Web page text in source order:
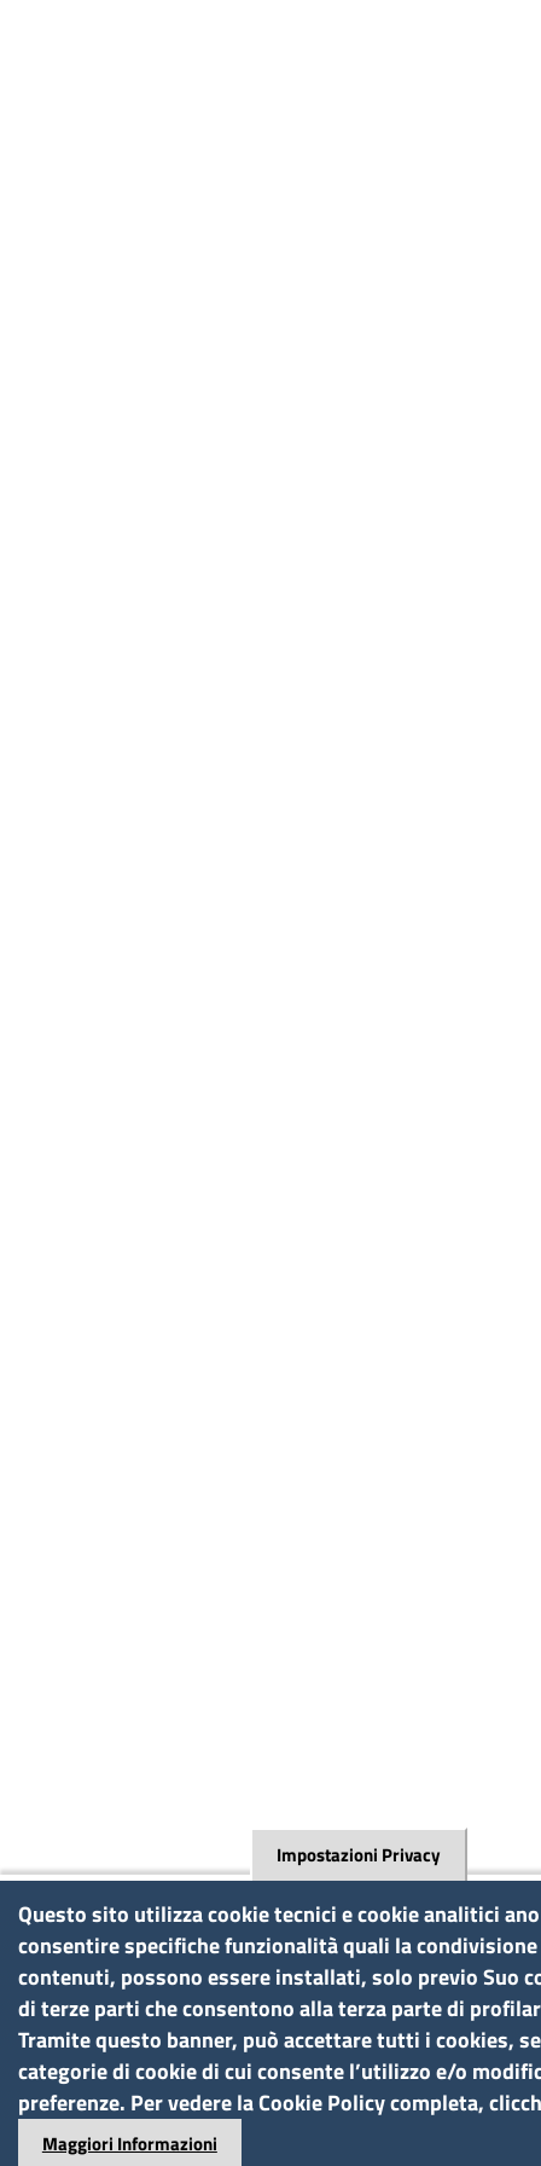
Impostazioni Privacy
Questo sito utilizza cookie tecnici e cookie analitici
consentire specifiche funzionalità quali la
contenuti, possono essere installati, solo previo Suo
di terze parti che consentono alla terza parte di
Tramite questo banner, può accettare tutti i cookies,
categorie di cookie di cui consente l’utilizzo e/o
preferenze. Per vedere la Cookie Policy completa,
Maggiori Informazioni